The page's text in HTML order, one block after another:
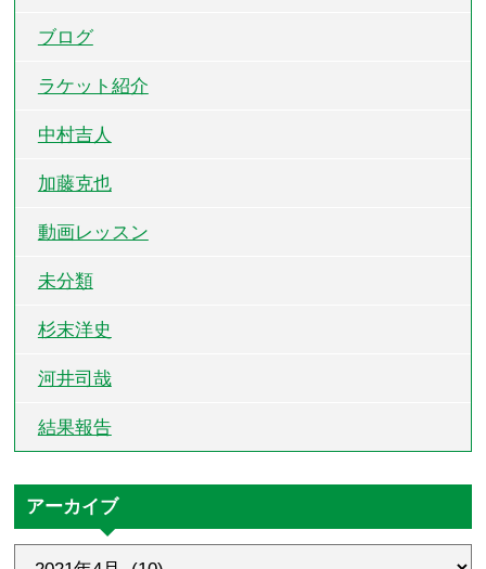
ブログ
ラケット紹介
中村吉人
加藤克也
動画レッスン
未分類
杉末洋史
河井司哉
結果報告
アーカイブ